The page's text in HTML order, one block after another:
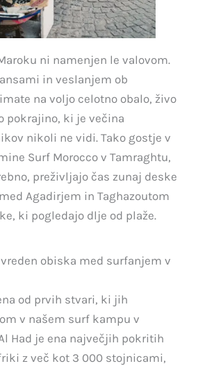
ni namenjen le valovom.
in veslanjem ob
na voljo celotno obalo, živo
pokrajino, ki je večina
nikoli ne vidi. Tako gostje v
Surf Morocco v Tamraghtu,
preživljajo čas zunaj deske
Agadirjem in Taghazoutom
ki pogledajo dlje od plaže.
obiska med surfanjem v
od prvih stvari, ki jih
v našem surf kampu v
Had je ena največjih pokritih
z več kot 3 000 stojnicami,